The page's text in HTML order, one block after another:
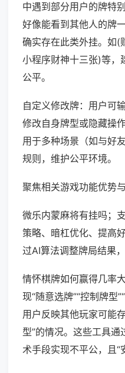
中遇到部分用户的牌特
好像能看到其他人的牌
确实存在此类外挂。如(
小程序财神十三张)等，
公平。
自定义修改牌：用户可
修改自身牌型或隐藏操
用于多种场景（如与好
规则，维护公平环境。
聚焦相关游戏功能优势与
微乐内蒙麻将有挂吗；
策略、暗杠优化、提高
过AI算法调整牌局结果，
情怀棋牌如何赢得几率
现“随意选牌”“控制牌型
用户反映其他玩家可能
型”的情况。这些工具
术手段实现不平公，且“